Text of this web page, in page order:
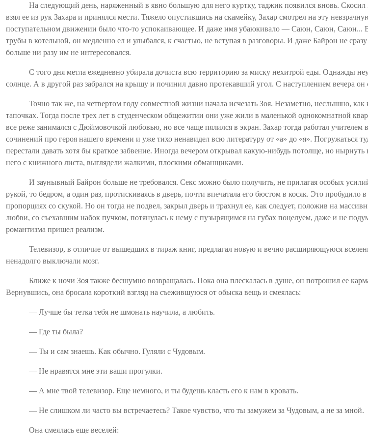
На следующий день, наряженный в явно большую для него куртку, таджик появился вновь.
взял ее из рук Захара и принялся мести. Тяжело опустившись на скамейку, Захар смотрел на эту
поступательном движении было что-то успокаивающее. И даже имя убаюкивало — Саюн, Саюн, Саюн...
трубы в котельной, он медленно ел и улыбался, к счастью, не вступая в разговоры. И даже Байрон не
больше ни разу им не интересовался.
С того дня метла ежедневно убирала дочиста всю территорию за миску нехитрой еды. Однажды
солнце. А в другой раз забрался на крышу и починил давно протекавший угол. С наступлением вечера
Точно так же, на четвертом году совместной жизни начала исчезать Зоя. Незаметно, неслышно,
тапочках. Тогда после трех лет в студенческом общежитии они уже жили в маленькой однокомнатной
все реже занимался с Дюймовочкой любовью, но все чаще пялился в экран. Захар тогда работал
сочинений про героя нашего времени и уже тихо ненавидел всю литературу от «а» до «я». Погружаться
перестали давать хотя бы краткое забвение. Иногда вечером открывал какую-нибудь потолще, но нырнуть
него с книжного листа, выглядели жалкими, плоскими обманщиками.
И заунывный Байрон больше не требовался. Секс можно было получить, не прилагая особых
рукой, то бедром, а один раз, протискиваясь в дверь, почти впечатала его бюстом в косяк. Это пробудило
пропорциях со скукой. Но он тогда не подвел, закрыл дверь и трахнул ее, как следует, положив на
любви, со съехавшим набок пучком, потянулась к нему с пузырящимся на губах поцелуем, даже и не
романтизма пришел реализм.
Телевизор, в отличие от вышедших в тираж книг, предлагал новую и вечно расширяющуюся
ненадолго выключали мозг.
Ближе к ночи Зоя также бесшумно возвращалась. Пока она плескалась в душе, он потрошил ее
Вернувшись, она бросала короткий взгляд на съежившуюся от обыска вещь и смеялась:
— Лучше бы тетка тебя нешмонать научила, а любить.
— Где ты была?
— Ты и сам знаешь. Как обычно. Гуляли сЧудовым.
— Не нравятся мне эти ваши прогулки.
— А мне твой телевизор. Еще немного, и ты будешь класть его к нам в кровать.
— Не слишком ли часто вы встречаетесь? Такое чувство, что ты замужем заЧудовым, а не за мной.
Она смеялась еще веселей: